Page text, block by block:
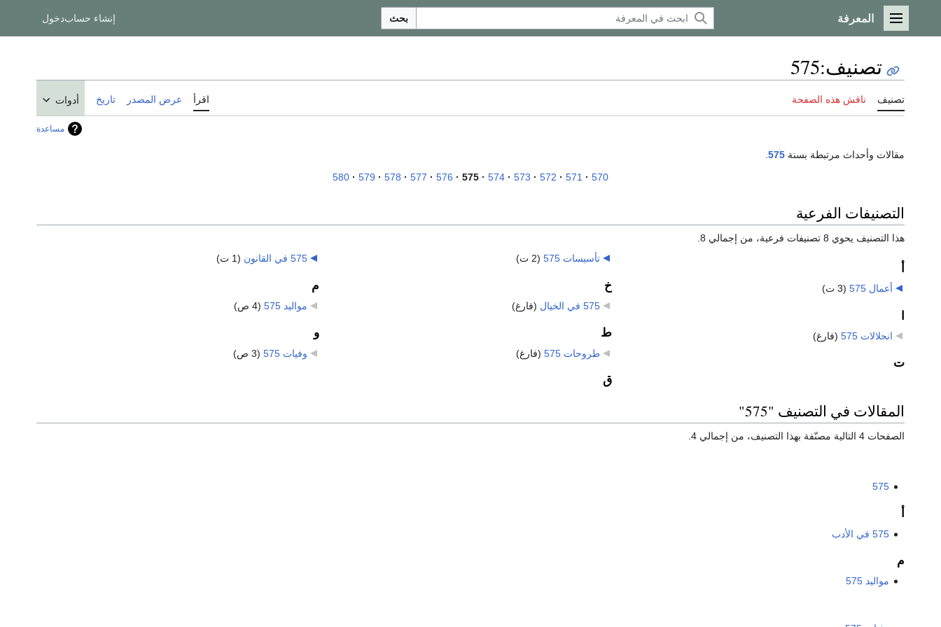
القائمة الرئيسية
المعرفة بحث إنشاء حسابدخول
تصنيف:
575
تصنيف ناقش هذه الصفحة اقرأ عرض المصدر تاريخ أدوات
مساعدة
مقالات وأحداث مرتبطة بسنة 575
570
571
572
573
574
575
576
577
578
579
580
التصنيفات الفرعية
هذا التصنيف يحوي 8 تصنيفات فرعية، من إجمالي 8.
أعمال 575 (3 ت)
انحلالات 575 (فارغ)
ت
تأسيسات 575 (2 ت)
خ
575 في الخيال (فارغ)
ط
طروحات 575 (فارغ)
ق
575 في القانون (1 ت)
م
مواليد 575 (4 ص)
و
وفيات 575 (3 ص)
المقالات في التصنيف "575"
الصفحات 4 التالية مصنّفة بهذا التصنيف، من إجمالي 4.
575
575 في الأدب
م
مواليد 575